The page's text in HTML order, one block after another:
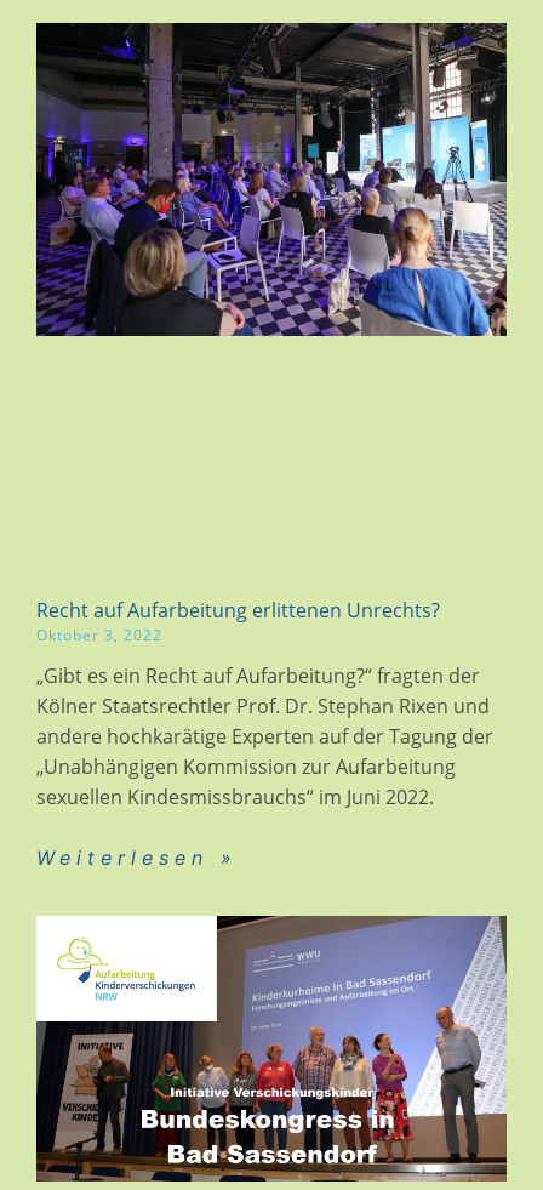
Recht auf Aufarbeitung erlittenen Unrechts?
Oktober 3, 2022
„Gibt es ein Recht auf Aufarbeitung?“ fragten der
Kölner Staatsrechtler Prof. Dr. Stephan Rixen und
andere hochkarätige Experten auf der Tagung der
„Unabhängigen Kommission zur Aufarbeitung
sexuellen Kindesmissbrauchs“ im Juni 2022.
Weiterlesen »